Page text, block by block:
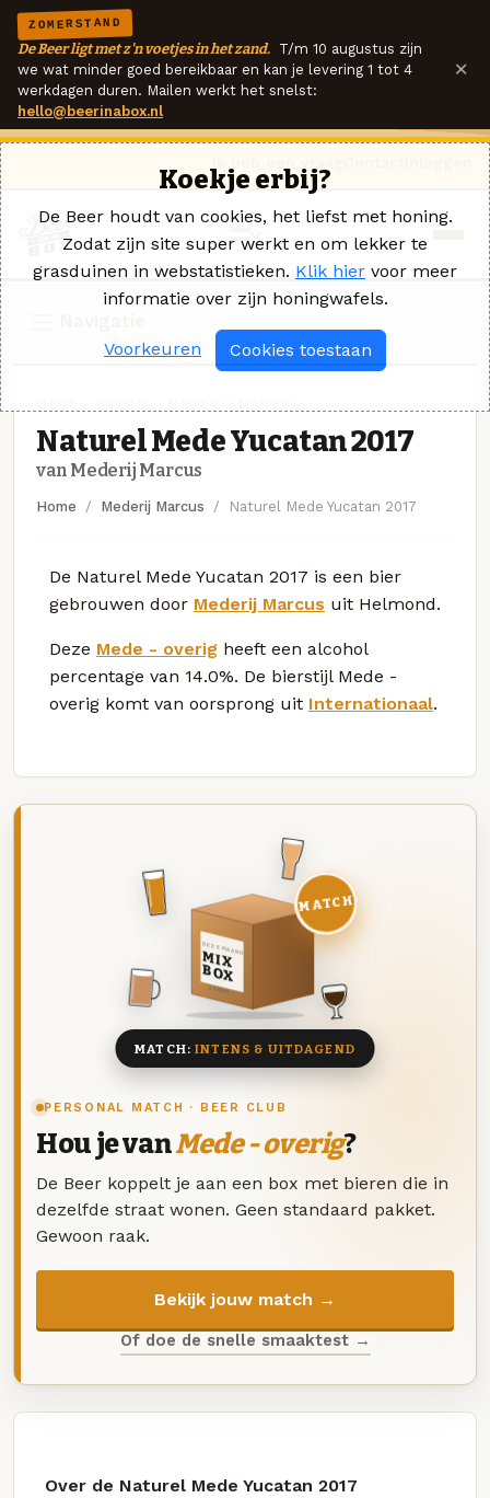
ZOMERSTAND
De Beer ligt met z'n voetjes in het zand. T/m 10 augustus zijn
we wat minder goed bereikbaar en kan je levering 1 tot 4
werkdagen duren. Mailen werkt het snelst:
hello@beerinabox.nl
×
Naturel Mede Yucatan 2017
van Mederij Marcus
Home Mederij Marcus Naturel Mede Yucatan 2017
De Naturel Mede Yucatan 2017 is een bier
gebrouwen door Mederij Marcus uit Helmond.
Deze Mede - overig heeft een alcohol
percentage van 14.0%. De bierstijl Mede -
overig komt van oorsprong uit Internationaal.
PERSONAL MATCH · BEER CLUB
Hou je vanMede - overig?
De Beer koppelt je aan een box met bieren die in
dezelfde straat wonen. Geen standaard pakket.
Gewoon raak.
Bekijk jouw match →
Of doe de snelle smaaktest →
DEZE MAAND
MIX
BOX
8 BIEREN
MATCH
MATCH:INTENS & UITDAGEND
Over de Naturel Mede Yucatan 2017
Koekje erbij?
De Beer houdt van cookies, het liefst met honing.
Zodat zijn site super werkt en om lekker te
grasduinen in webstatistieken. Klik hier voor meer
informatie over zijn honingwafels.
Voorkeuren Cookies toestaan